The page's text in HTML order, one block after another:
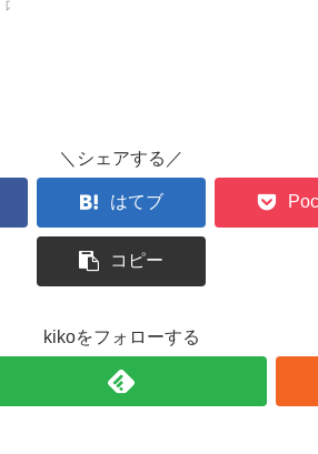
＼シェアする／
はてブ
コピー
kikoをフォローする